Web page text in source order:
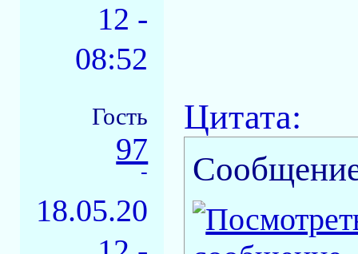
12 -
08:52
Гость
97
-
18.05.20
Цитата: